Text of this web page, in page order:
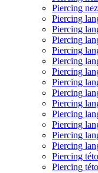
Piercing
Piercing
Piercing
Piercing
Piercing
Piercing
Piercing
Piercing
Piercing
Piercing
Piercing
Piercing
Piercing
Piercing
Piercing
Piercing